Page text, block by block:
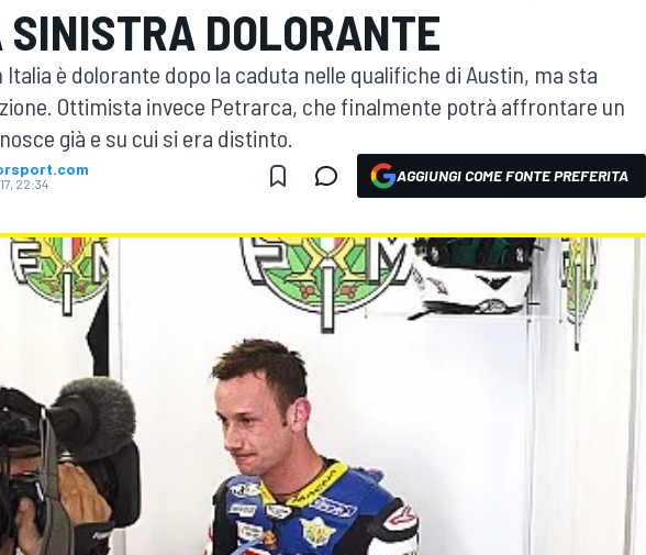
WEC
DOLORANTE
Italia è dolorante dopo la caduta nelle qualifiche di Austin, ma sta
Ottimista invece Petrarca, che finalmente potrà affrontare un
già e su cui si era distinto.
22:34 AGGIUNGI COME FONTE PREFERITA